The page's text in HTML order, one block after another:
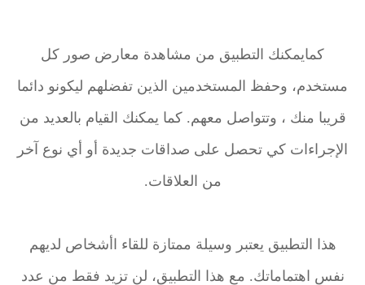
كمايمكنك التطبيق من مشاهدة معارض صور كل
مستخدم، وحفظ المستخدمين الذين تفضلهم ليكونو دائما
قريبا منك ، وتتواصل معهم. كما يمكنك القيام بالعديد من
الإجراءات كي تحصل على صداقات جديدة أو أي نوع آخر
من العلاقات.
هذا التطبيق يعتبر وسيلة ممتازة للقاء اأشخاص لديهم
نفس اهتماماتك. مع هذا التطبيق، لن تزيد فقط من عدد